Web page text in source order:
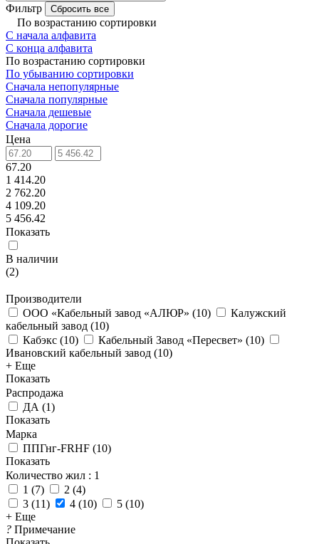
Фильтр Сбросить все
По возрастанию сортировки
С начала алфавита
С конца алфавита
По возрастанию сортировки
По убыванию сортировки
Сначала непопулярные
Сначала популярные
Сначала дешевые
Сначала дорогие
Цена
67.20
1 414.20
2 762.20
4 109.20
5 456.42
Показать
В наличии
(2)
Производители
ООО «Кабельный завод «АЛЮР» (10)
Калужский
кабельный завод (10)
Кабэкс (10) Кабельный Завод «Пересвет» (10)
Ивановский кабельный завод (10)
+ Еще
Показать
Распродажа
ДА (1)
Показать
Марка
ППГнг-FRHF (10)
Показать
Количество жил : 1
1 (7) 2 (4)
3 (11) 4 (10) 5 (10)
+ Еще
? Примечание